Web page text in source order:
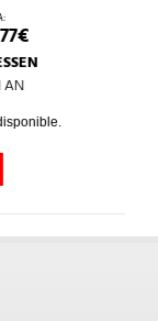
€EL
PRECIO
ACTUAL
ES: